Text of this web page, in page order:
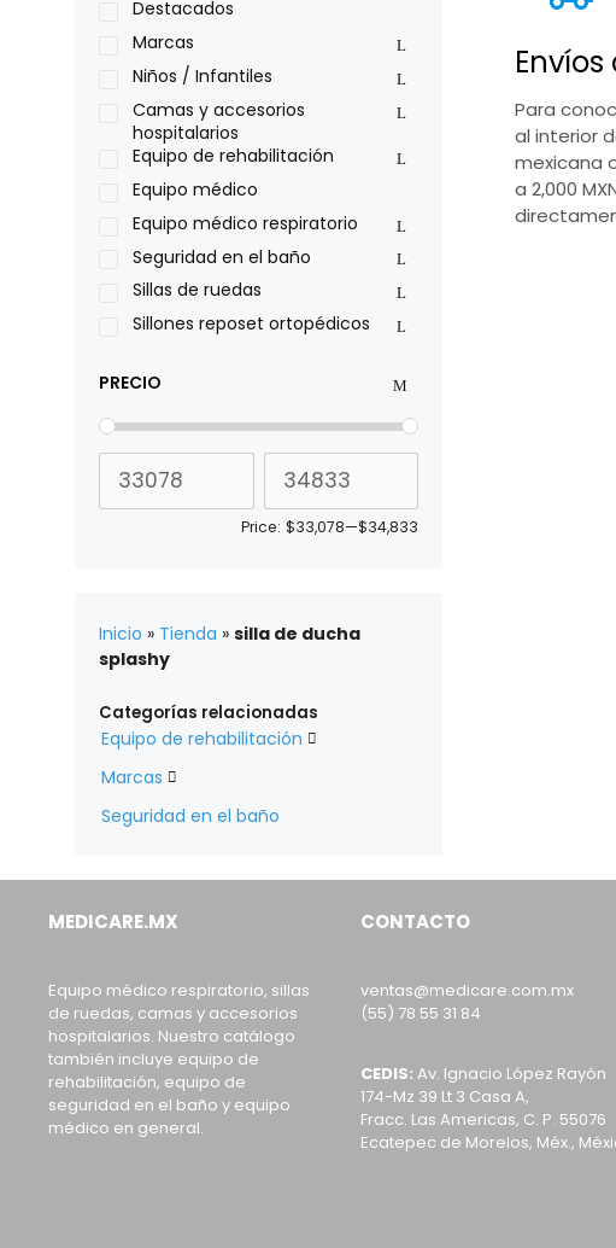
Para
al interior
mexicana
a 2,000
Medical Store
Nidek
Oxiplus
Philips
Pride
Xiehe Medical
Destacados
Marcas
Niños / Infantiles
Camas y accesorios
hospitalarios
Equipo de rehabilitación
Equipo médico
Equipo médico respiratorio
Seguridad en el baño
Sillas de ruedas
Sillones reposet ortopédicos
PRECIO
Price: $33,078—$34,833
Inicio » Tienda » silla de ducha
splashy
Categorías relacionadas
Equipo de rehabilitación 
Marcas 
Seguridad en el baño
MEDICARE.MX
Equipo médico respiratorio, sillas
de ruedas, camas y accesorios
hospitalarios. Nuestro catálogo
también incluye equipo de
rehabilitación, equipo de
seguridad en el baño y equipo
médico en general.
CONTACTO
ventas@medicare.com.mx
(55) 78 55 31 84
CEDIS: Av. Ignacio López Rayón
174-Mz 39 Lt 3 Casa A,
Fracc. Las Americas, C. P. 55076
Ecatepec de Morelos, Méx.,